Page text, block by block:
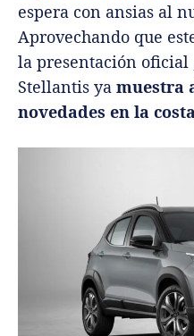
espera con ansias al
Aprovechando que
la presentación
Stellantis ya muestra
novedades en la